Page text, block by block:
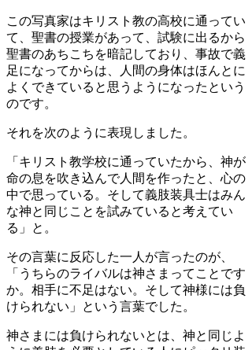
この写真家はキリスト教の高校に通ってい
て、聖書の授業があって、試験に出るから
聖書のあちこちを暗記しており、事故で義
足になってからは、人間の身体はほんとに
よくできていると思うようになったという
のです。
それを次のように表現しました。
「キリスト教学校に通っていたから、神が
命の息を吹き込んで人間を作ったと、心の
中で思っている。そして義肢装具士はみん
な神と同じことを試みていると考えてい
る」と。
その言葉に反応した一人が言ったのが、
「うちらのライバルは神さまってことです
か。相手に不足はない。そして神様には負
けられない」という言葉でした。
神さまには負けられないとは、神と同じよ